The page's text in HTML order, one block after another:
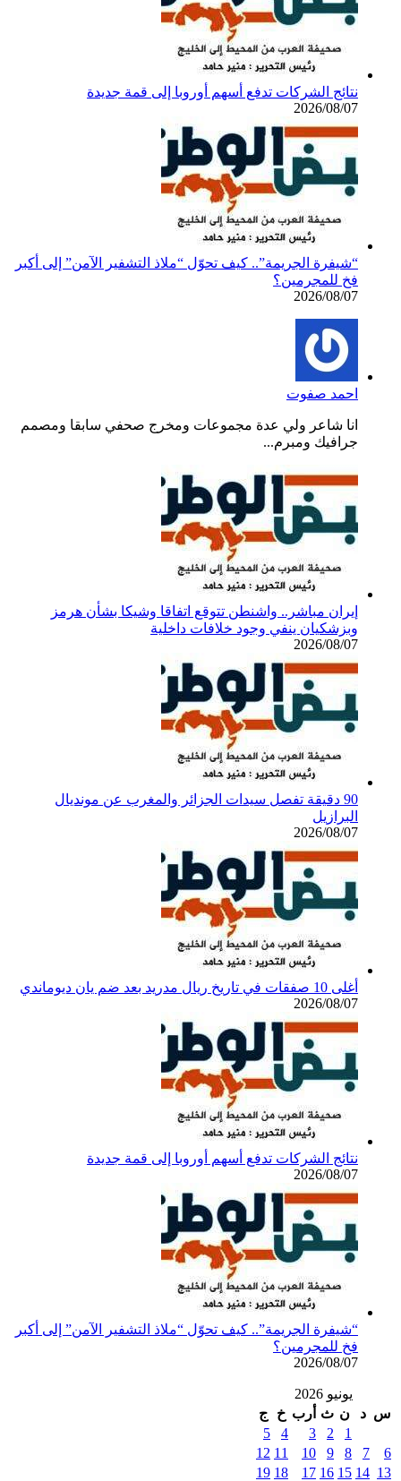
نتائج الشركات تدفع أسهم أوروبا إلى قمة جديدة
2026/08/07
“شيفرة الجريمة”.. كيف تحوّل “ملاذ التشفير الآمن” إلى أكبر
فخ للمجرمين؟
2026/08/07
احمد صفوت
انا شاعر ولي عدة مجموعات ومخرج صحفي سابقا ومصمم
جرافيك ومبرم...
إيران مباشر.. واشنطن تتوقع اتفاقا وشيكا بشأن هرمز
وبزشكيان ينفي وجود خلافات داخلية
2026/08/07
90 دقيقة تفصل سيدات الجزائر والمغرب عن مونديال
البرازيل
2026/08/07
أغلى 10 صفقات في تاريخ ريال مدريد بعد ضم يان ديوماندي
2026/08/07
نتائج الشركات تدفع أسهم أوروبا إلى قمة جديدة
2026/08/07
“شيفرة الجريمة”.. كيف تحوّل “ملاذ التشفير الآمن” إلى أكبر
فخ للمجرمين؟
2026/08/07
يونيو 2026
س د ن ث أرب خ
ج
1
2
3
4
5
6
7
8
9
10
11
12
13
14
15
16
17
18
19